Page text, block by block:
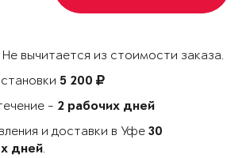
Не вычитается из стоимости заказа.
5 200
- 2 рабочих дней
и доставки в Уфе 30
дней.